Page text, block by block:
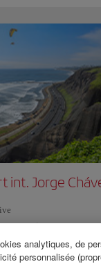
int. Jorge
connexion
analytiques, de
personnalisée